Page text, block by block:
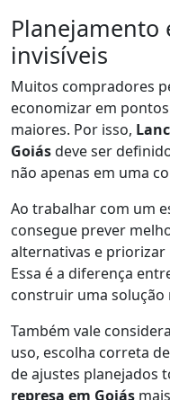
Planejamento
invisíveis
Muitos compradores
economizar em
maiores. Por isso,
Goiásdeve ser
não apenas em uma
Ao trabalhar com um
consegue prever
alternativas e
Essa é a diferença
construir uma solução
Também vale
uso, escolha correta
de ajustes planejados
represa em Goiás